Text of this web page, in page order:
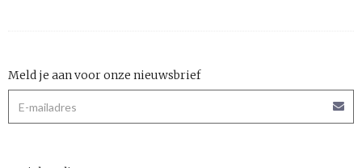
Meld je aan voor onze nieuwsbrief